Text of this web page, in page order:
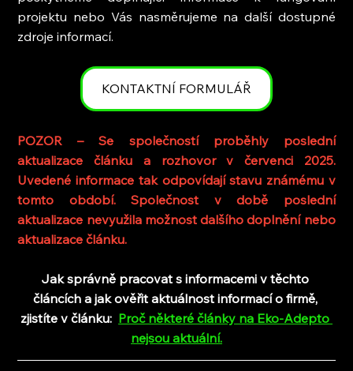
projektu nebo Vás nasměrujeme na další dostupné
zdroje informací.
KONTAKTNÍ FORMULÁŘ
POZOR – Se společností proběhly poslední
aktualizace článku a rozhovor v červenci 2025.
Uvedené informace tak odpovídají stavu známému v
tomto období. Společnost v době poslední
aktualizace nevyužila možnost dalšího doplnění nebo
aktualizace článku.
Jak správně pracovat s informacemi v těchto
článcích a jak ověřit aktuálnost informací o firmě,
zjistíte v článku: Proč některé články na Eko-Adepto
nejsou aktuální.